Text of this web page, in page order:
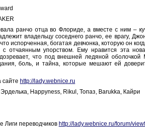
ранчо отца во Флориде, а вместе с ним –
владельцу соседнего ранчо, ее врагу,
испорченная, богатая девчонка, которую он
с отчаянным упорством. Ему нравится эта
что под внешней ледяной оболочкой
боль, и тайна, которые мешают ей
сайте http://lady.webnice.ru
Happyness, Rikul, Топаз, Barukka, Кайри
Лиги переводчиков http://lady.webnice.ru/forum/